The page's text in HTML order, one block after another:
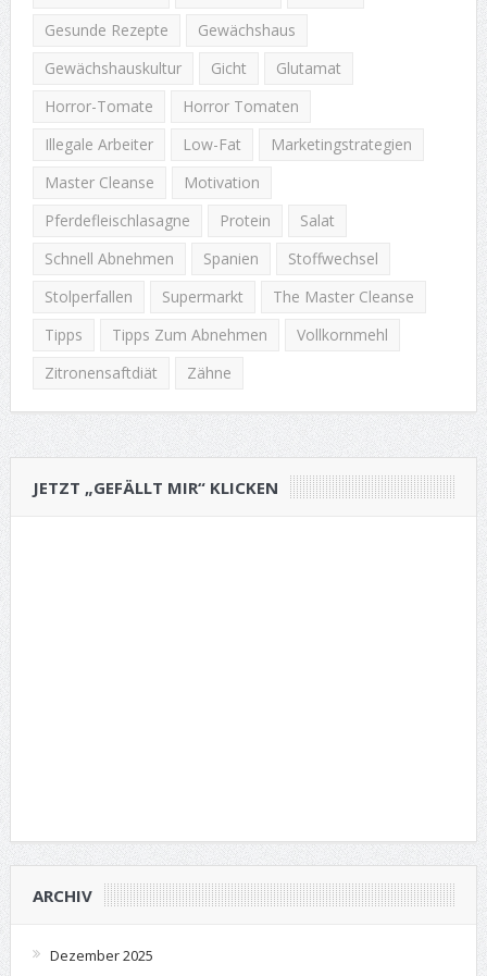
Gesunde Rezepte
Gewächshaus
Gewächshauskultur
Gicht
Glutamat
Horror-Tomate
Horror Tomaten
Illegale Arbeiter
Low-Fat
Marketingstrategien
Master Cleanse
Motivation
Pferdefleischlasagne
Protein
Salat
Schnell Abnehmen
Spanien
Stoffwechsel
Stolperfallen
Supermarkt
The Master Cleanse
Tipps
Tipps Zum Abnehmen
Vollkornmehl
Zitronensaftdiät
Zähne
JETZT „GEFÄLLT MIR“ KLICKEN
ARCHIV
Dezember 2025